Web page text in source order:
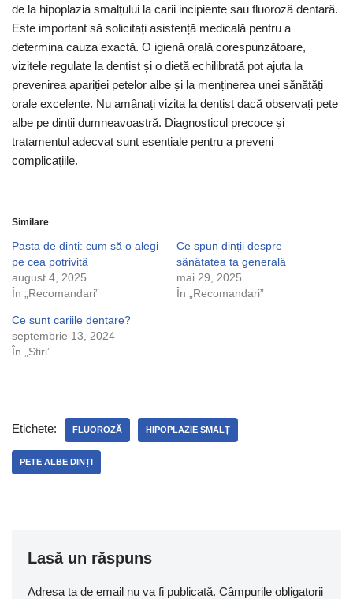
de la hipoplazia smalțului la carii incipiente sau fluoroză dentară.
Este important să solicitați asistență medicală pentru a
determina cauza exactă. O igienă orală corespunzătoare,
vizitele regulate la dentist și o dietă echilibrată pot ajuta la
prevenirea apariției petelor albe și la menținerea unei sănătăți
orale excelente. Nu amânați vizita la dentist dacă observați pete
albe pe dinții dumneavoastră. Diagnosticul precoce și
tratamentul adecvat sunt esențiale pentru a preveni
complicațiile.
Similare
Pasta de dinți: cum să o alegi
pe cea potrivită
august 4, 2025
În „Recomandari”
Ce spun dinții despre
sănătatea ta generală
mai 29, 2025
În „Recomandari”
Ce sunt cariile dentare?
septembrie 13, 2024
În „Stiri”
Etichete: FLUOROZĂ HIPOPLAZIE SMALȚ
PETE ALBE DINȚI
Lasă un răspuns
Adresa ta de email nu va fi publicată. Câmpurile obligatorii